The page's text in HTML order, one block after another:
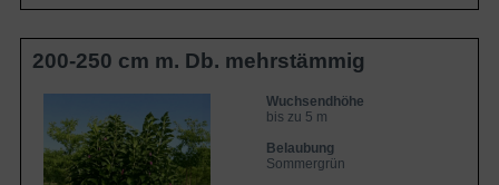
200-250 cm m. Db. mehrstämmig
Wuchsendhöhe
bis zu 5 m
Belaubung
Sommergrün